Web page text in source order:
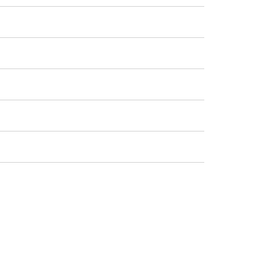
主に配当金を送金します。
。これは、配当金を受け取る資格を得たい
当の割合）は、特に公益事業や生活必需品
AI開発といった成長への再投資に重点を置
、利益がいつ得られるかを把握するのに役
株式で支払われる場合、株式を購入する
れません。配当金を受け取るには、権利
受け取った金額に対して一定の税金がか
しませんが、後で余剰株式を売却した際
公益事業、消費財、エネルギー、銀行な
めに再投資する傾向があります。例え
するということは、配当の支払いよりも
たはそれ以降）に株式を売却しても、会